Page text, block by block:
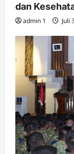
dan
admin 1 Juli